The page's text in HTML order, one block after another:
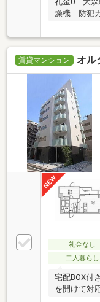
燥機 防犯
賃貸マンション オル
礼金なし
二人暮らし
宅配BOX付
を開けて対